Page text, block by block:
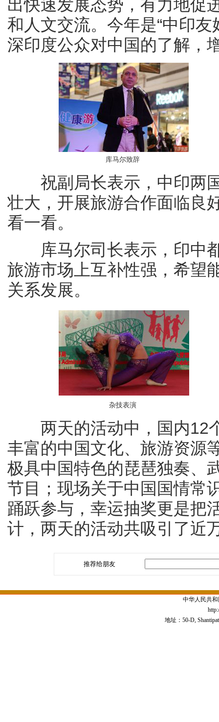
出快速发展态势，有力地促
和人文交流。今年是“中印
深印度公众对中国的了解，
库马尔致辞
祝副局长表示，中印两国
壮大，开展旅游合作面临良
看一看。
库马尔司长表示，印中都
旅游市场上互补性强，希望
关系发展。
杂技表演
两天的活动中，国内12
丰富的中国文化、旅游资源
极具中国特色的琵琶独奏、
节目；现场关于中国国情常
踊跃参与，幸运抽奖更是把
计，两天的活动共吸引了近
推荐给朋友
中华人民共
地址：50-D,